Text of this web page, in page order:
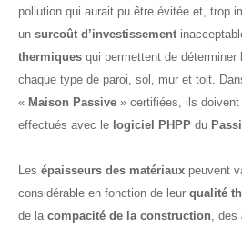
pollution qui aurait pu être évitée et, trop
un surcoût d’investissement
thermiques qui permettent de déterminer
chaque type de paroi, sol, mur et toit.
« Maison Passive » certifiées, ils
effectués avec le logiciel PHPP du
Les épaisseurs des matériaux peuvent
considérable en fonction de leur qualité
de la compacité de la construction, des